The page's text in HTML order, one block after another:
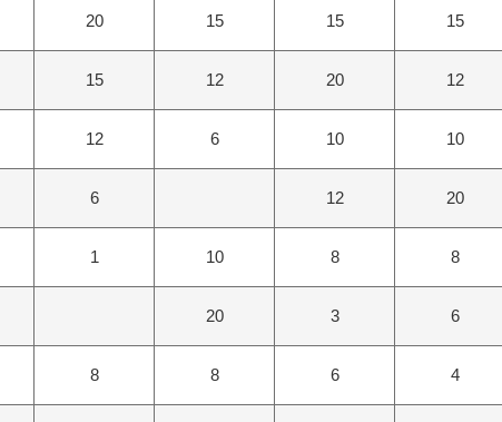
20 15 15 15
15 12 20 12
12 6 10 10
6 12 20
1 10 8 8
20 3 6
8 8 6 4